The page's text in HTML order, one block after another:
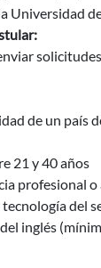
Universidad
de un país
21 y 40 años
profesional o
del
inglés